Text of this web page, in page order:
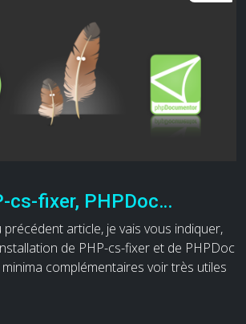
cs-fixer, PHPDoc…
article, je vais vous indiquer,
de PHP-cs-fixer et de PHPDoc
complémentaires voir très utiles